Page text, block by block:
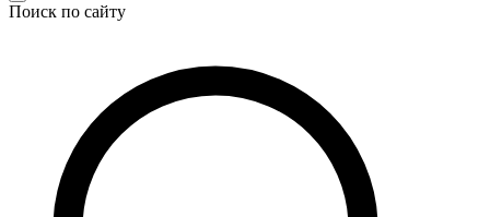
Поиск по сайту